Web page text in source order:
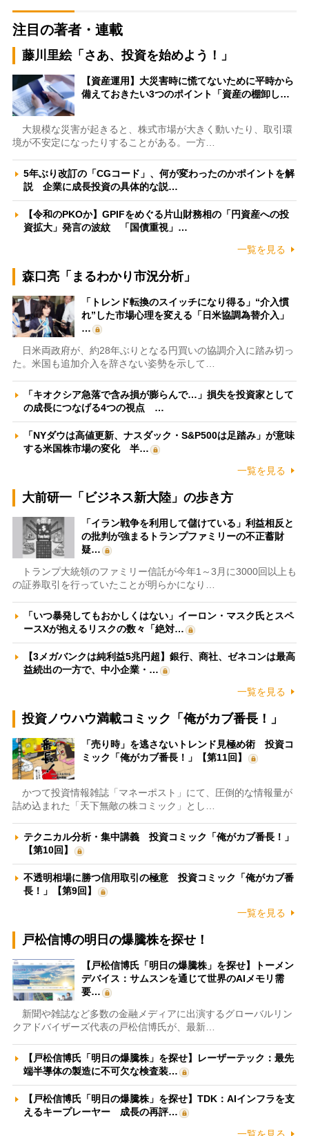
注目の著者・連載
藤川里絵「さあ、投資を始めよう！」
【資産運用】大災害時に慌てないために平時から
備えておきたい3つのポイント「資産の棚卸し…
大規模な災害が起きると、株式市場が大きく動いたり、取引環
境が不安定になったりすることがある。一方…
5年ぶり改訂の「CGコード」、何が変わったのかポイントを解
説 企業に成長投資の具体的な説…
【令和のPKOか】GPIFをめぐる片山財務相の「円資産への投
資拡大」発言の波紋 「国債重視」…
一覧を見る
森口亮「まるわかり市況分析」
「トレンド転換のスイッチになり得る」“介入慣
れ”した市場心理を変える「日米協調為替介入」
…
日米両政府が、約28年ぶりとなる円買いの協調介入に踏み切っ
た。米国も追加介入を辞さない姿勢を示して…
「キオクシア急落で含み損が膨らんで…」損失を投資家として
の成長につなげる4つの視点 …
「NYダウは高値更新、ナスダック・S&P500は足踏み」が意味
する米国株市場の変化 半…
一覧を見る
大前研一「ビジネス新大陸」の歩き方
「イラン戦争を利用して儲けている」利益相反と
の批判が強まるトランプファミリーの不正蓄財
疑…
トランプ大統領のファミリー信託が今年1～3月に3000回以上も
の証券取引を行っていたことが明らかになり…
「いつ暴発してもおかしくはない」イーロン・マスク氏とスペ
ースXが抱えるリスクの数々「絶対…
【3メガバンクは純利益5兆円超】銀行、商社、ゼネコンは最高
益続出の一方で、中小企業・…
一覧を見る
投資ノウハウ満載コミック「俺がカブ番長！」
「売り時」を逃さないトレンド見極め術 投資コ
ミック「俺がカブ番長！」【第11回】
かつて投資情報雑誌「マネーポスト」にて、圧倒的な情報量が
詰め込まれた「天下無敵の株コミック」とし…
テクニカル分析・集中講義 投資コミック「俺がカブ番長！」
【第10回】
不透明相場に勝つ信用取引の極意 投資コミック「俺がカブ番
長！」【第9回】
一覧を見る
戸松信博の明日の爆騰株を探せ！
【戸松信博氏「明日の爆騰株」を探せ】トーメン
デバイス：サムスンを通じて世界のAIメモリ需
要…
新聞や雑誌など多数の金融メディアに出演するグローバルリン
クアドバイザーズ代表の戸松信博氏が、最新…
【戸松信博氏「明日の爆騰株」を探せ】レーザーテック：最先
端半導体の製造に不可欠な検査装…
【戸松信博氏「明日の爆騰株」を探せ】TDK：AIインフラを支
えるキープレーヤー 成長の再評…